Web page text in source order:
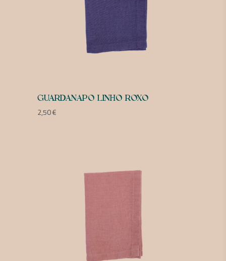
GUARDANAPO LINHO ROXO
2,50€